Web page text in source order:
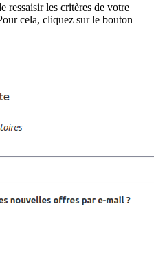
ressaisir les critères de votre
cela, cliquez sur le bouton